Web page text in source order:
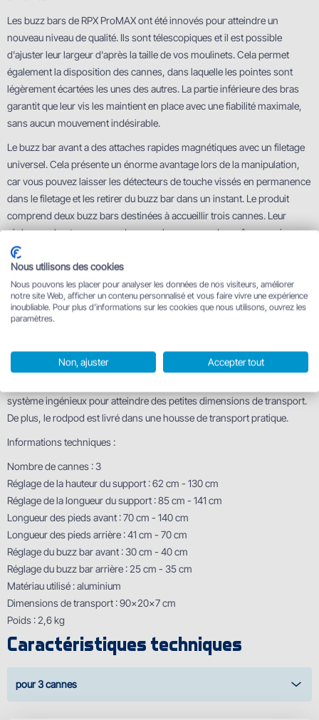
Les buzz bars de RPX ProMAX ont été innovés pour atteindre un
nouveau niveau de qualité. Ils sont télescopiques et il est possible
d'ajuster leur largeur d'après la taille de vos moulinets. Cela permet
également la disposition des cannes, dans laquelle les pointes sont
légèrement écartées les unes des autres. La partie inférieure des bras
garantit que leur vis les maintient en place avec une fiabilité maximale,
sans aucun mouvement indésirable.
Le buzz bar avant a des attaches rapides magnétiques avec un filetage
universel. Cela présente un énorme avantage lors de la manipulation,
car vous pouvez laisser les détecteurs de touche vissés en permanence
dans le filetage et les retirer du buzz bar dans un instant. Le produit
comprend deux buzz bars destinées à accueillir trois cannes. Leur
réglage en hauteur ne prend que quelques secondes grâce aux vis.
Le rodpod RPX ProMAX comprend des pieds extra longs. Leur longueur
permet de placer les cannes en position presque verticale, les pointes
pointant vers le ciel, ce qui est inestimable pour la pêche en rivière ou
sur de grands plans d'eau, où il faut éliminer la pression du courant sur
la tresse ou le fil. Tous les pieds sont télescopiques et leur système de
système ingénieux pour atteindre des petites dimensions de transport.
De plus, le rodpod est livré dans une housse de transport pratique.
Informations techniques :
Nombre de cannes : 3
Réglage de la hauteur du support : 62 cm - 130 cm
Réglage de la longueur du support : 85 cm - 141 cm
Longueur des pieds avant : 70 cm - 140 cm
Longueur des pieds arrière : 41 cm - 70 cm
Réglage du buzz bar avant : 30 cm - 40 cm
Réglage du buzz bar arrière : 25 cm - 35 cm
Matériau utilisé : aluminium
Dimensions de transport : 90x20x7 cm
Poids : 2,6 kg
Caractéristiques techniques
pour 3 cannes
Nous utilisons des cookies
Nous pouvons les placer pour analyser les données de nos visiteurs, améliorer
notre site Web, afficher un contenu personnalisé et vous faire vivre une expérience
inoubliable. Pour plus d'informations sur les cookies que nous utilisons, ouvrez les
paramètres.
Non, ajuster Accepter tout